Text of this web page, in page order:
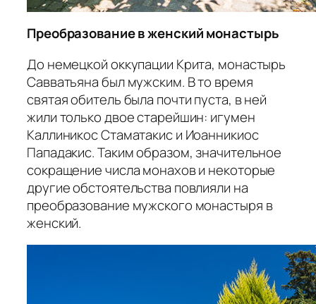
Преобразование в женский монастырь
До немецкой оккупации Крита, монастырь
Савватьяна был мужским. В то время
святая обитель была почти пуста, в ней
жили только двое старейшин: игумен
Каллиникос Стаматакис и Иоанникиос
Пападакис. Таким образом, значительное
сокращение числа монахов и некоторые
другие обстоятельства повлияли на
преобразование мужского монастыря в
женский.